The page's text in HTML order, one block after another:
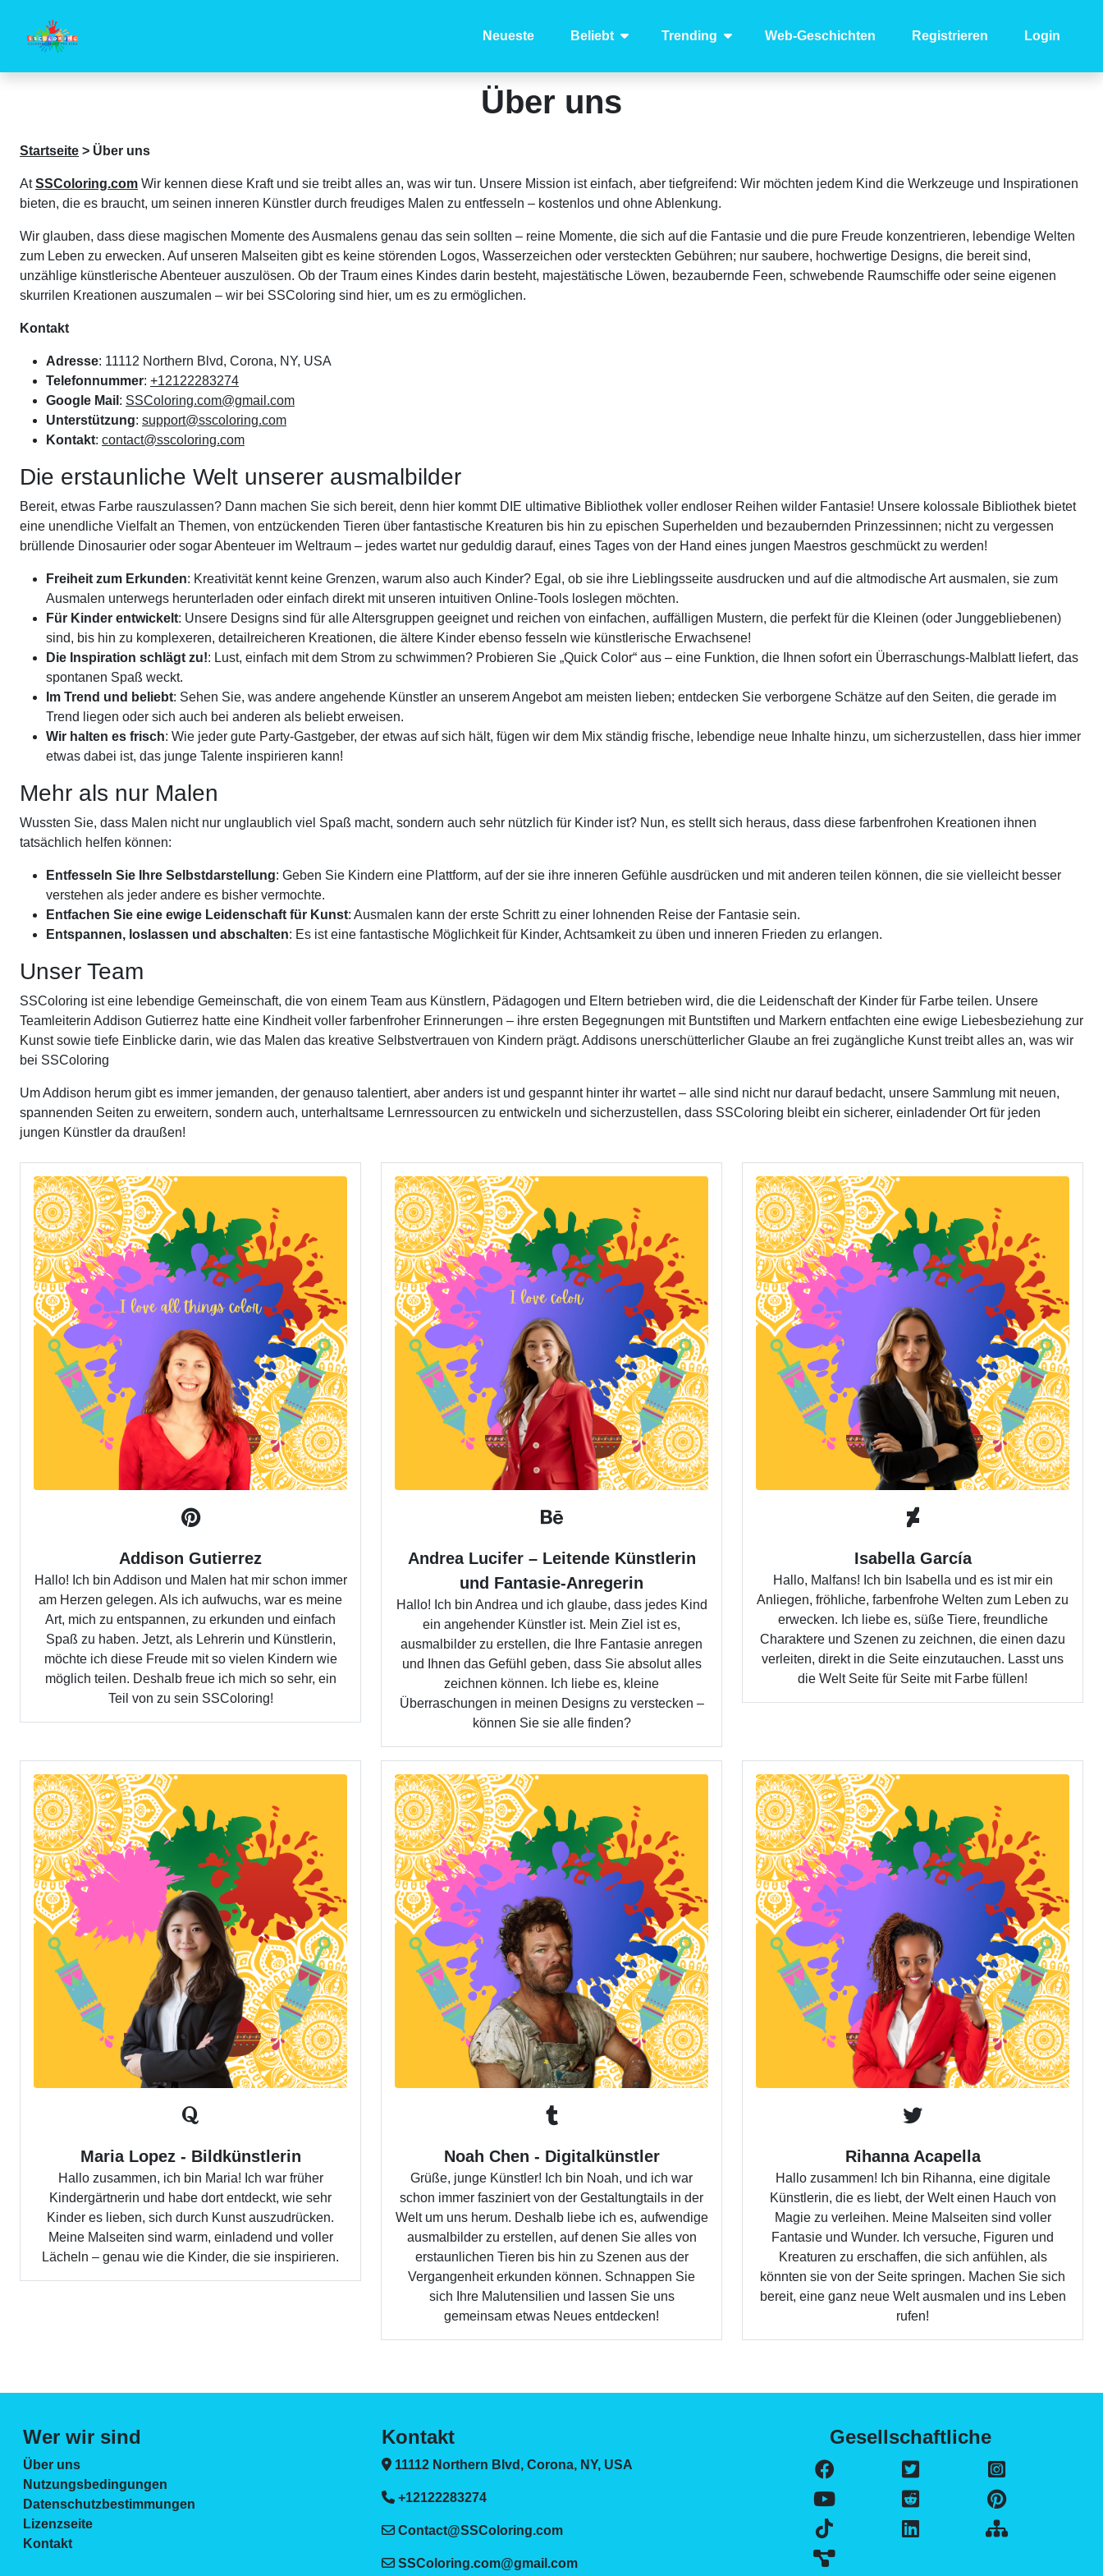
Neueste Beliebt Trending Web-Geschichten Registrieren Login
Über uns
Startseite > Über uns
AtSSColoring.com Wir kennen diese Kraft und sie treibt alles an, was wir tun. Unsere Mission ist einfach, aber tiefgreifend: Wir möchten jedem Kind die Werkzeuge und Inspirationen
bieten, die es braucht, um seinen inneren Künstler durch freudiges Malen zu entfesseln – kostenlos und ohne Ablenkung.
Wir glauben, dass diese magischen Momente des Ausmalens genau das sein sollten – reine Momente, die sich auf die Fantasie und die pure Freude konzentrieren, lebendige Welten
zum Leben zu erwecken. Auf unseren Malseiten gibt es keine störenden Logos, Wasserzeichen oder versteckten Gebühren; nur saubere, hochwertige Designs, die bereit sind,
unzählige künstlerische Abenteuer auszulösen. Ob der Traum eines Kindes darin besteht, majestätische Löwen, bezaubernde Feen, schwebende Raumschiffe oder seine eigenen
skurrilen Kreationen auszumalen – wir bei SSColoring sind hier, um es zu ermöglichen.
Kontakt
Adresse: 11112 Northern Blvd, Corona, NY, USA
Telefonnummer: +12122283274
Google Mail : SSColoring.com@gmail.com
Unterstützung: support@sscoloring.com
Kontakt: contact@sscoloring.com
Die erstaunliche Welt unserer ausmalbilder
Bereit, etwas Farbe rauszulassen? Dann machen Sie sich bereit, denn hier kommt DIE ultimative Bibliothek voller endloser Reihen wilder Fantasie! Unsere kolossale Bibliothek bietet
eine unendliche Vielfalt an Themen, von entzückenden Tieren über fantastische Kreaturen bis hin zu epischen Superhelden und bezaubernden Prinzessinnen; nicht zu vergessen
brüllende Dinosaurier oder sogar Abenteuer im Weltraum – jedes wartet nur geduldig darauf, eines Tages von der Hand eines jungen Maestros geschmückt zu werden!
Freiheit zum Erkunden: Kreativität kennt keine Grenzen, warum also auch Kinder? Egal, ob sie ihre Lieblingsseite ausdrucken und auf die altmodische Art ausmalen, sie zum
Ausmalen unterwegs herunterladen oder einfach direkt mit unseren intuitiven Online-Tools loslegen möchten.
Für Kinder entwickelt: Unsere Designs sind für alle Altersgruppen geeignet und reichen von einfachen, auffälligen Mustern, die perfekt für die Kleinen (oder Junggebliebenen)
sind, bis hin zu komplexeren, detailreicheren Kreationen, die ältere Kinder ebenso fesseln wie künstlerische Erwachsene!
Die Inspiration schlägt zu!: Lust, einfach mit dem Strom zu schwimmen? Probieren Sie „Quick Color“ aus – eine Funktion, die Ihnen sofort ein Überraschungs-Malblatt liefert, das
spontanen Spaß weckt.
Im Trend und beliebt: Sehen Sie, was andere angehende Künstler an unserem Angebot am meisten lieben; entdecken Sie verborgene Schätze auf den Seiten, die gerade im
Trend liegen oder sich auch bei anderen als beliebt erweisen.
Wir halten es frisch: Wie jeder gute Party-Gastgeber, der etwas auf sich hält, fügen wir dem Mix ständig frische, lebendige neue Inhalte hinzu, um sicherzustellen, dass hier immer
etwas dabei ist, das junge Talente inspirieren kann!
Mehr als nur Malen
Wussten Sie, dass Malen nicht nur unglaublich viel Spaß macht, sondern auch sehr nützlich für Kinder ist? Nun, es stellt sich heraus, dass diese farbenfrohen Kreationen ihnen
tatsächlich helfen können:
Entfesseln Sie Ihre Selbstdarstellung: Geben Sie Kindern eine Plattform, auf der sie ihre inneren Gefühle ausdrücken und mit anderen teilen können, die sie vielleicht besser
verstehen als jeder andere es bisher vermochte.
Entfachen Sie eine ewige Leidenschaft für Kunst: Ausmalen kann der erste Schritt zu einer lohnenden Reise der Fantasie sein.
Entspannen, loslassen und abschalten: Es ist eine fantastische Möglichkeit für Kinder, Achtsamkeit zu üben und inneren Frieden zu erlangen.
Unser Team
SSColoring ist eine lebendige Gemeinschaft, die von einem Team aus Künstlern, Pädagogen und Eltern betrieben wird, die die Leidenschaft der Kinder für Farbe teilen. Unsere
Teamleiterin Addison Gutierrez hatte eine Kindheit voller farbenfroher Erinnerungen – ihre ersten Begegnungen mit Buntstiften und Markern entfachten eine ewige Liebesbeziehung zur
Kunst sowie tiefe Einblicke darin, wie das Malen das kreative Selbstvertrauen von Kindern prägt. Addisons unerschütterlicher Glaube an frei zugängliche Kunst treibt alles an, was wir
bei SSColoring
Um Addison herum gibt es immer jemanden, der genauso talentiert, aber anders ist und gespannt hinter ihr wartet – alle sind nicht nur darauf bedacht, unsere Sammlung mit neuen,
spannenden Seiten zu erweitern, sondern auch, unterhaltsame Lernressourcen zu entwickeln und sicherzustellen, dass SSColoring bleibt ein sicherer, einladender Ort für jeden
jungen Künstler da draußen!
Addison Gutierrez
Hallo! Ich bin Addison und Malen hat mir schon immer
am Herzen gelegen. Als ich aufwuchs, war es meine
Art, mich zu entspannen, zu erkunden und einfach
Spaß zu haben. Jetzt, als Lehrerin und Künstlerin,
möchte ich diese Freude mit so vielen Kindern wie
möglich teilen. Deshalb freue ich mich so sehr, ein
Teil von zu sein SSColoring!
Andrea Lucifer – Leitende Künstlerin
und Fantasie-Anregerin
Hallo! Ich bin Andrea und ich glaube, dass jedes Kind
ein angehender Künstler ist. Mein Ziel ist es,
ausmalbilder zu erstellen, die Ihre Fantasie anregen
und Ihnen das Gefühl geben, dass Sie absolut alles
zeichnen können. Ich liebe es, kleine
Überraschungen in meinen Designs zu verstecken –
können Sie sie alle finden?
Isabella García
Hallo, Malfans! Ich bin Isabella und es ist mir ein
Anliegen, fröhliche, farbenfrohe Welten zum Leben zu
erwecken. Ich liebe es, süße Tiere, freundliche
Charaktere und Szenen zu zeichnen, die einen dazu
verleiten, direkt in die Seite einzutauchen. Lasst uns
die Welt Seite für Seite mit Farbe füllen!
Maria Lopez - Bildkünstlerin
Hallo zusammen, ich bin Maria! Ich war früher
Kindergärtnerin und habe dort entdeckt, wie sehr
Kinder es lieben, sich durch Kunst auszudrücken.
Meine Malseiten sind warm, einladend und voller
Lächeln – genau wie die Kinder, die sie inspirieren.
Noah Chen - Digitalkünstler
Grüße, junge Künstler! Ich bin Noah, und ich war
schon immer fasziniert von der Gestaltungtails in der
Welt um uns herum. Deshalb liebe ich es, aufwendige
ausmalbilder zu erstellen, auf denen Sie alles von
erstaunlichen Tieren bis hin zu Szenen aus der
Vergangenheit erkunden können. Schnappen Sie
sich Ihre Malutensilien und lassen Sie uns
gemeinsam etwas Neues entdecken!
Rihanna Acapella
Hallo zusammen! Ich bin Rihanna, eine digitale
Künstlerin, die es liebt, der Welt einen Hauch von
Magie zu verleihen. Meine Malseiten sind voller
Fantasie und Wunder. Ich versuche, Figuren und
Kreaturen zu erschaffen, die sich anfühlen, als
könnten sie von der Seite springen. Machen Sie sich
bereit, eine ganz neue Welt ausmalen und ins Leben
rufen!
Wer wir sind
Über uns
Nutzungsbedingungen
Datenschutzbestimmungen
Lizenzseite
Kontakt
Kontakt
11112 Northern Blvd, Corona, NY, USA
+12122283274
Contact@SSColoring.com
SSColoring.com@gmail.com
Gesellschaftliche